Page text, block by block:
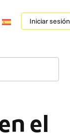
Iniciar sesión
el